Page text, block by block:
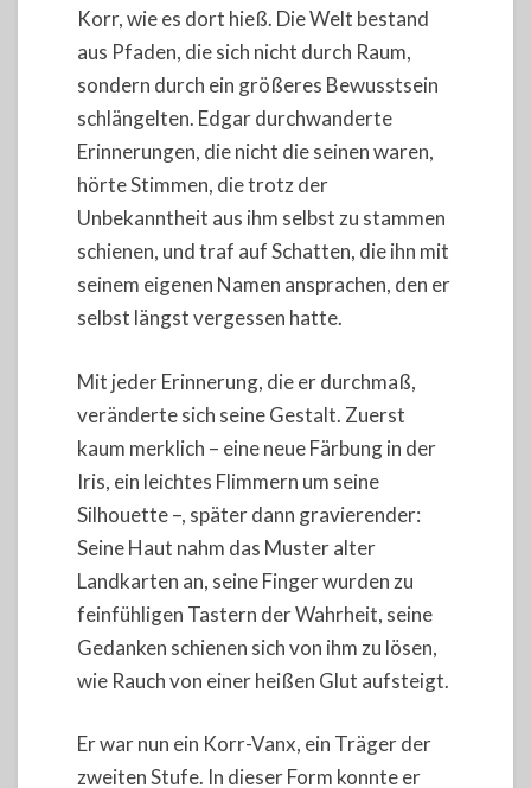
Korr, wie es dort hieß. Die Welt bestand
aus Pfaden, die sich nicht durch Raum,
sondern durch ein größeres Bewusstsein
schlängelten. Edgar durchwanderte
Erinnerungen, die nicht die seinen waren,
hörte Stimmen, die trotz der
Unbekanntheit aus ihm selbst zu stammen
schienen, und traf auf Schatten, die ihn mit
seinem eigenen Namen ansprachen, den er
selbst längst vergessen hatte.
Mit jeder Erinnerung, die er durchmaß,
veränderte sich seine Gestalt. Zuerst
kaum merklich – eine neue Färbung in der
Iris, ein leichtes Flimmern um seine
Silhouette –, später dann gravierender:
Seine Haut nahm das Muster alter
Landkarten an, seine Finger wurden zu
feinfühligen Tastern der Wahrheit, seine
Gedanken schienen sich von ihm zu lösen,
wie Rauch von einer heißen Glut aufsteigt.
Er war nun ein Korr-Vanx, ein Träger der
zweiten Stufe. In dieser Form konnte er